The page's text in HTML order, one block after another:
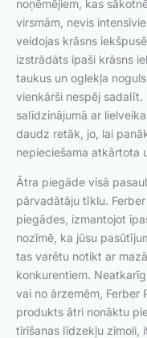
noņēmējiem, kas
virsmām, nevis
veidojas krāsns
izstrādāts īpaši krāsns
taukus un oglekļa
vienkārši nespēj
salīdzinājumā ar
daudz retāk, jo, lai
nepieciešama atkārtota
Ātra piegāde visā
pārvadātāju tīklu.
piegādes, izmantojot
nozīmē, ka jūsu
tas varētu notikt ar
konkurentiem.
vai no ārzemēm, Ferber
produkts ātri nonāktu
tīrīšanas līdzekļu zīmoli,